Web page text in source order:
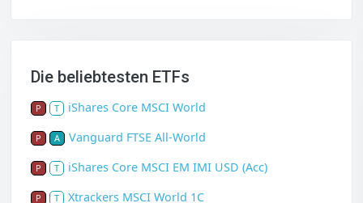
Die beliebtesten ETFs
P T iShares Core MSCI World
P A Vanguard FTSE All-World
P T iShares Core MSCI EM IMI USD (Acc)
P T Xtrackers MSCI World 1C